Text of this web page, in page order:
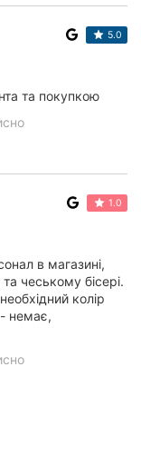
5.0
та покупкою
1.0
в магазині,
та чеському бісері.
колір
немає,